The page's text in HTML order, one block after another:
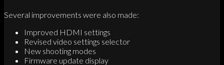
Several improvements were also made:
Improved HDMI settings
Revised video settings selector
New shooting modes
Firmware update display